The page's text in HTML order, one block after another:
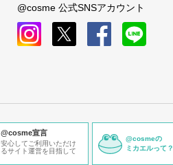
@cosme 公式SNSアカウント
@cosme宣言
安心してご利用いただけ
るサイト運営を目指して
@cosmeの
ミカエルって？